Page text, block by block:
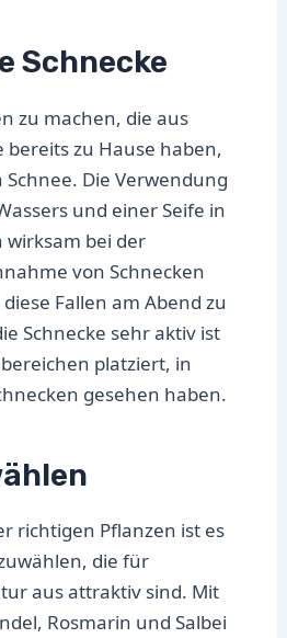
Schnecke
zu machen, die aus
bereits zu Hause haben,
Die Verwendung
und einer Seife in
wirksam bei der
von Schnecken
Fallen am Abend zu
Schnecke sehr aktiv ist
platziert, in
gesehen haben.
richtigen Pflanzen ist es
die für
aus attraktiv sind. Mit
Rosmarin und Salbei